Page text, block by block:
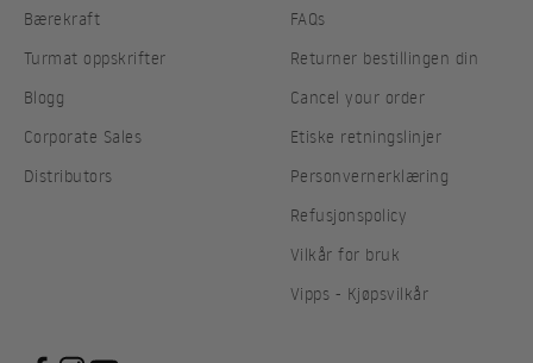
Bærekraft
Turmat oppskrifter
Blogg
Corporate Sales
Distributors
FAQs
Returner bestillingen din
Cancel your order
Etiske retningslinjer
Personvernerklæring
Refusjonspolicy
Vilkår for bruk
Vipps - Kjøpsvilkår